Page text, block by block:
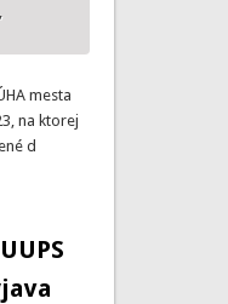
mesta
na ktorej
d
2023 a seminar - 9.4.2024